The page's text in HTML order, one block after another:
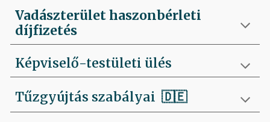
Vadászterület haszonbérleti
díjfizetés
Képviselő-testületi ülés
Tűzgyújtás szabályai🇩🇪